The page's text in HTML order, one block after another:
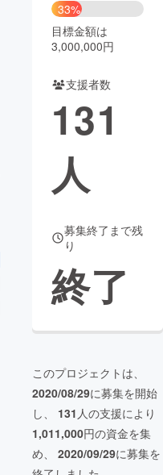
CAMPFIRE Creation
コミュニティ
33%
目標金額は
3,000,000円
支援者数
131
人
募集終了まで残
り
終了
このプロジェクトは、
2020/08/29に募集を開始
し、 131 人の支援により
1,011,000円の資金を集
め、 2020/09/29に募集を